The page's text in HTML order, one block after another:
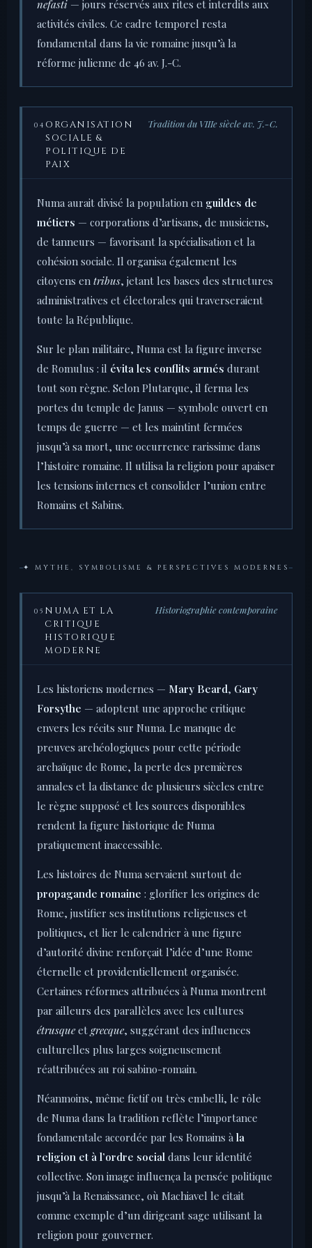
nefasti — jours réservés aux rites et interdits aux
activités civiles. Ce cadre temporel resta
fondamental dans la vie romaine jusqu’à la
réforme julienne de 46 av. J.-C.
04 ORGANISATION
SOCIALE &
POLITIQUE DE
PAIX
Tradition du VIIIe siècle av. J.-C.
Numa aurait divisé la population en guildes de
métiers — corporations d’artisans, de musiciens,
de tanneurs — favorisant la spécialisation et la
cohésion sociale. Il organisa également les
citoyens en tribus, jetant les bases des structures
administratives et électorales qui traverseraient
toute la République.
Sur le plan militaire, Numa est la figure inverse
de Romulus : il évita les conflits armés durant
tout son règne. Selon Plutarque, il ferma les
portes du temple de Janus — symbole ouvert en
temps de guerre — et les maintint fermées
jusqu’à sa mort, une occurrence rarissime dans
l’histoire romaine. Il utilisa la religion pour apaiser
les tensions internes et consolider l’union entre
Romains et Sabins.
✦ MYTHE, SYMBOLISME & PERSPECTIVES MODERNES
05 NUMA ET LA
CRITIQUE
HISTORIQUE
MODERNE
Historiographie contemporaine
Les historiens modernes — Mary Beard, Gary
Forsythe — adoptent une approche critique
envers les récits sur Numa. Le manque de
preuves archéologiques pour cette période
archaïque de Rome, la perte des premières
annales et la distance de plusieurs siècles entre
le règne supposé et les sources disponibles
rendent la figure historique de Numa
pratiquement inaccessible.
Les histoires de Numa servaient surtout de
propagande romaine : glorifier les origines de
Rome, justifier ses institutions religieuses et
politiques, et lier le calendrier à une figure
d’autorité divine renforçait l’idée d’une Rome
éternelle et providentiellement organisée.
Certaines réformes attribuées à Numa montrent
par ailleurs des parallèles avec les cultures
étrusqueet grecque, suggérant des influences
culturelles plus larges soigneusement
réattribuées au roi sabino-romain.
Néanmoins, même fictif ou très embelli, le rôle
de Numa dans la tradition reflète l’importance
fondamentale accordée par les Romains à la
religion et à l’ordre social dans leur identité
collective. Son image influença la pensée politique
jusqu’à la Renaissance, où Machiavel le citait
comme exemple d’un dirigeant sage utilisant la
religion pour gouverner.